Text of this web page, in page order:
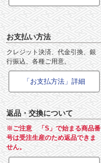
お支払い方法
クレジット決済、代金引換、銀
行振込、各種ご用意。
「お支払方法」詳細
返品・交換について
※ご注意 「S」で始まる商品番
号は受注生産のため返品できま
せん。